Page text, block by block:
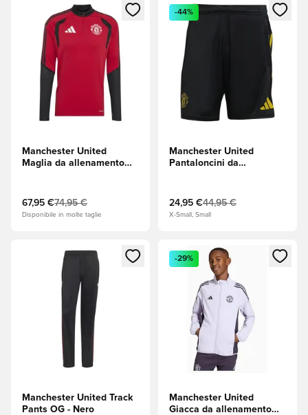
Apre una finestra modale per accedere o registrarsi come
Manchester United
Maglia da allenamento
67,95 €74,95 €
Disponibile in molte taglie
Apre una finestra modale
-44%
Manchester United
Pantaloncini da
(Blu)/Tribe Yellow
24,95 €44,95 €
X-Small, Small
Apre una finestra modale per accedere o registrarsi come
Manchester United Track
Pants OG - Nero
Apre una finestra modale
-29%
Manchester United
Giacca da allenamento